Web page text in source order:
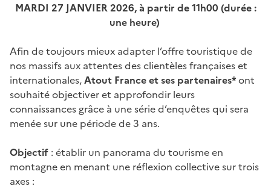
MARDI 27 JANVIER 2026, à partir de 11h00 (durée :
une heure)
Afin de toujours mieux adapter l’offre touristique de
nos massifs aux attentes des clientèles françaises et
internationales,Atout France et ses partenaires*ont
souhaité objectiver et approfondir leurs
connaissances grâce à une série d’enquêtes qui sera
menée sur une période de 3 ans.
Objectif : établir un panorama du tourisme en
montagne en menant une réflexion collective sur trois
axes :